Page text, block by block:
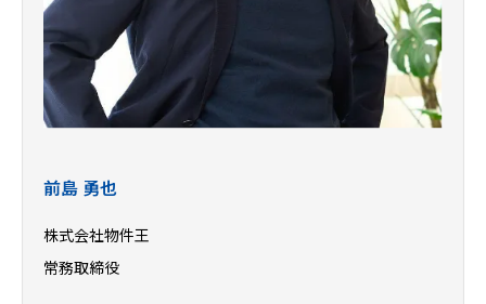
前島 勇也
株式会社物件王
常務取締役